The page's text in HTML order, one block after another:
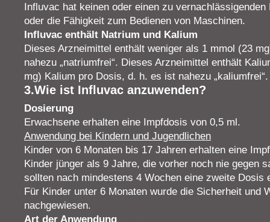
Influvac hat keinen oder einen zu
oder die Fähigkeit zum Bedienen von Maschinen.
Influvac enthält Natrium und Kalium
Dieses Arzneimittel enthält weniger als 1 mmol (23
nahezu „natriumfrei“. Dieses Arzneimittel enthält
mg) Kalium pro Dosis, d. h. es ist nahezu „kaliumfrei“.
3.Wie ist Influvac anzuwenden?
Dosierung
Erwachsene erhalten eine Impfdosis von 0,5 ml.
Anwendung bei Kindern und Jugendlichen
Kinder von 6 Monaten bis 17 Jahren erhalten eine
Kinder jünger als 9 Jahre, die vorher noch nie gegen
sollten nach mindestens 4 Wochen eine zweite Dosis
Für Kinder unter 6 Monaten wurde die Sicherheit und
nachgewiesen.
Art der Anwendung